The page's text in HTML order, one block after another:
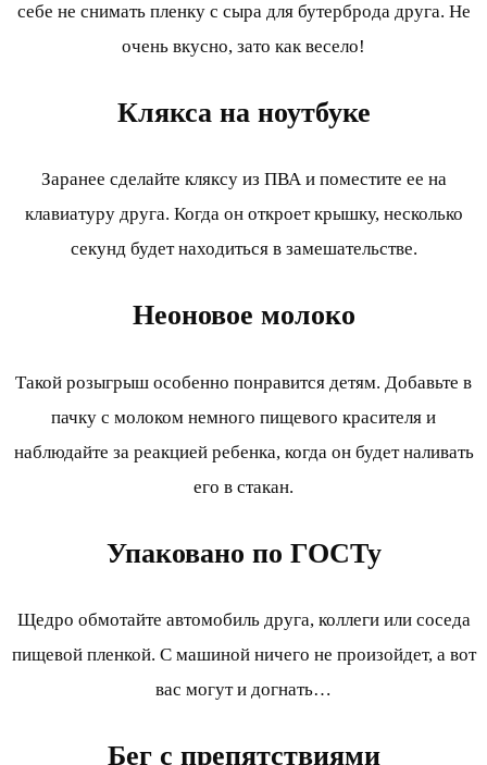
себе не снимать пленку с сыра для бутерброда друга. Не
очень вкусно, зато как весело!
Клякса на ноутбуке
Заранее сделайте кляксу из ПВА и поместите ее на
клавиатуру друга. Когда он откроет крышку, несколько
секунд будет находиться в замешательстве.
Неоновое молоко
Такой розыгрыш особенно понравится детям. Добавьте в
пачку с молоком немного пищевого красителя и
наблюдайте за реакцией ребенка, когда он будет наливать
его в стакан.
Упаковано по ГОСТу
Щедро обмотайте автомобиль друга, коллеги или соседа
пищевой пленкой. С машиной ничего не произойдет, а вот
вас могут и догнать…
Бег с препятствиями